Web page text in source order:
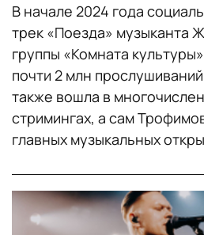
В начале 2024 года
трек «Поезда» музыканта
группы «Комната
почти 2 млн
также вошла в
стримингах, а сам
главных музыкальных